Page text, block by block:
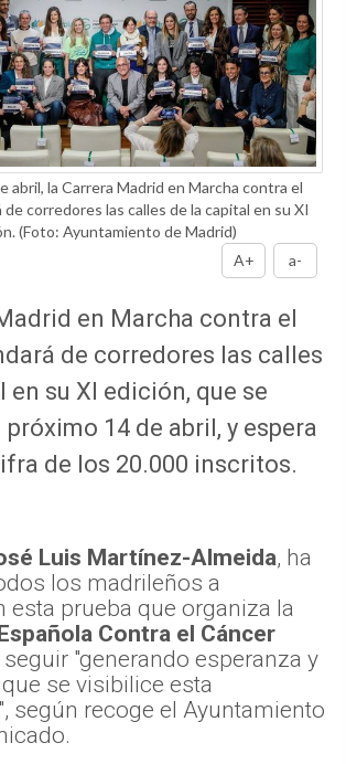
abril, la Carrera Madrid en Marcha contra el
corredores las calles de la capital en su XI
(Foto: Ayuntamiento de Madrid)
A+
a-
en Marcha contra el
de corredores las calles
en su XI edición, que se
14 de abril, y espera
de los 20.000 inscritos.
Luis Martínez-Almeida, ha
los madrileños a
esta prueba que organiza la
Contra el Cáncer
seguir "generando esperanza y
se visibilice esta
según recoge el Ayuntamiento